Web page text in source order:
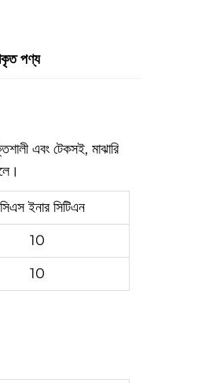
পণ্য
এবং টেকসই, মাঝারি
ইনার সিটিএন
10
10